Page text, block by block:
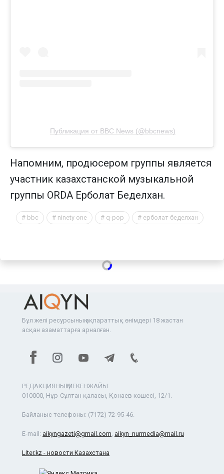
Публикация от BBC News (@bbcnews)
Напомним, продюсером группы является
участник казахстанской музыкальной
группы ORDA Ерболат Беделхан.
bbc ninety one q-pop ерболат беделхан
Бұл желі ресурсының ақпараттық өнімдері 18 жастан
асқан азаматтарға арналған.
РЕДАКЦИЯНЫҢ МЕКЕНЖАЙЫ:
010000, Нұр-Сұлтан қаласы, Қонаев көшесі, 12/1.
Байланыс телефоны: (7172) 72-95-46.
E-mail: aikyngazeti@gmail.com, aikyn_nurmedia@mail.ru
Liter.kz - новости Казахстана